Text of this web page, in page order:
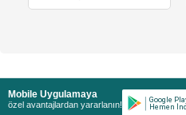
Mobile Uygulamaya
özel avantajlardan yararlanın!